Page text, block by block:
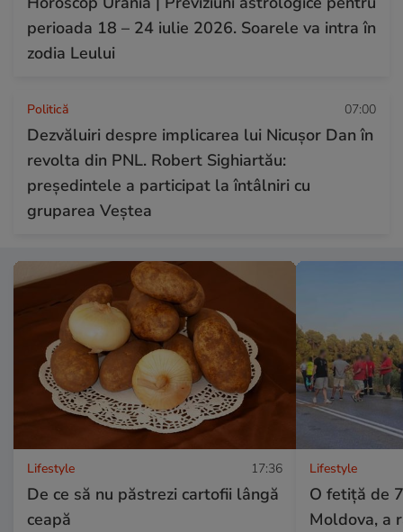
perioada 18 – 24 iulie 2026. Soarele va intra în
zodia Leului
Politică 07:00
Dezvăluiri despre implicarea lui Nicușor Dan în
revolta din PNL. Robert Sighiartău:
președintele a participat la întâlniri cu
gruparea Veștea
Lifestyle 17:36
De ce să nu păstrezi cartofii lângă
ceapă
Lifestyle
O fetiță de
Moldova, a